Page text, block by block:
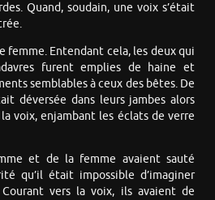
Quand, soudain, une voix s’était
femme. Entendant cela, les deux qui
furent emplies de haine et
semblables à ceux des bêtes. De
déversée dans leurs jambes alors
voix, enjambant les éclats de verre
et de la femme avaient sauté
qu’il était impossible d’imaginer
Courant vers la voix, ils avaient de